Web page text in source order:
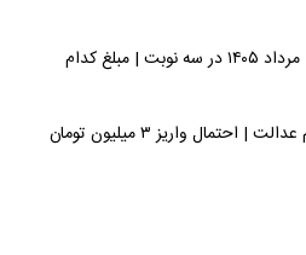
شارژ کالابرگ الکترونیکی مرداد ۱۴۰۵ در سه نوبت | مبلغ کدام
غافلگیری دارندگان سهام عدالت | احتمال واریز ۳ میلیون تومان